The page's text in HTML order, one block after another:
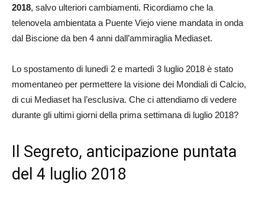
2018, salvo ulteriori cambiamenti. Ricordiamo che la
telenovela ambientata a Puente Viejo viene mandata in onda
dal Biscione da ben 4 anni dall’ammiraglia Mediaset.
Lo spostamento di lunedì 2 e martedì 3 luglio 2018 è stato
momentaneo per permettere la visione dei Mondiali di Calcio,
di cui Mediaset ha l’esclusiva. Che ci attendiamo di vedere
durante gli ultimi giorni della prima settimana di luglio 2018?
Il Segreto, anticipazione puntata
del 4 luglio 2018